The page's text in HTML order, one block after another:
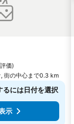
価)
街の中心まで0.3 km
るには日付を選択
示